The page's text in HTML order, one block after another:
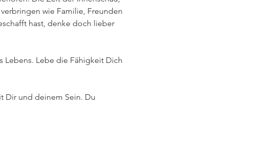
wie Familie, Freunden
hast, denke doch lieber
Lebens. Lebe die Fähigkeit Dich
Dir und deinem Sein. Du